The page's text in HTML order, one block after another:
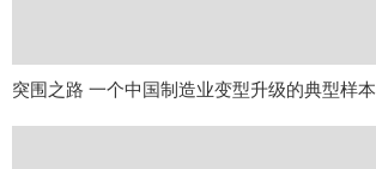
突围之路 一个中国制造业变型升级的典型样本